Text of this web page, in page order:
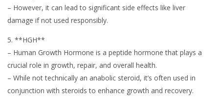
– However, it can lead to significant side effects like liver
damage if not used responsibly.
5. **HGH**
– Human Growth Hormone is a peptide hormone that plays a
crucial role in growth, repair, and overall health.
– While not technically an anabolic steroid, it’s often used in
conjunction with steroids to enhance growth and recovery.